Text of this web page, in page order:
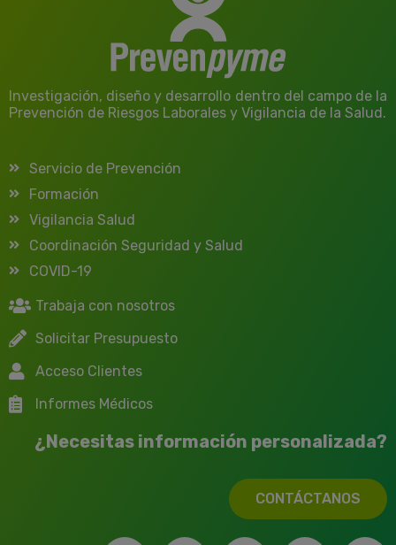
Investigación, diseño y desarrollo dentro del campo de la
Prevención de Riesgos Laborales y Vigilancia de la Salud.
Servicio de Prevención
Formación
Vigilancia Salud
Coordinación Seguridad y Salud
COVID-19
Trabaja con nosotros
Solicitar Presupuesto
Acceso Clientes
Informes Médicos
¿Necesitas información personalizada?
CONTÁCTANOS